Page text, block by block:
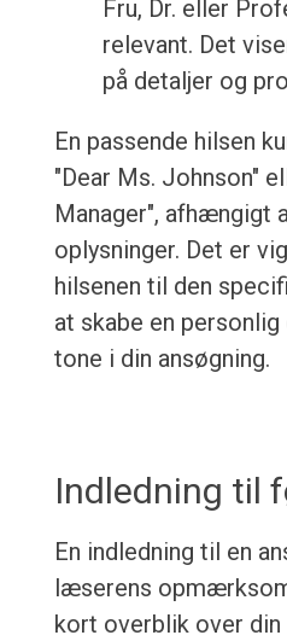
Fru, Dr. eller
relevant. Det
på detaljer og
En passende hilsen
"Dear Ms. Johnson"
Manager", afhængigt
oplysninger. Det er
hilsenen til den
at skabe en
tone i din ansøgning.
Indledning til
En indledning til en
læserens
kort overblik over din